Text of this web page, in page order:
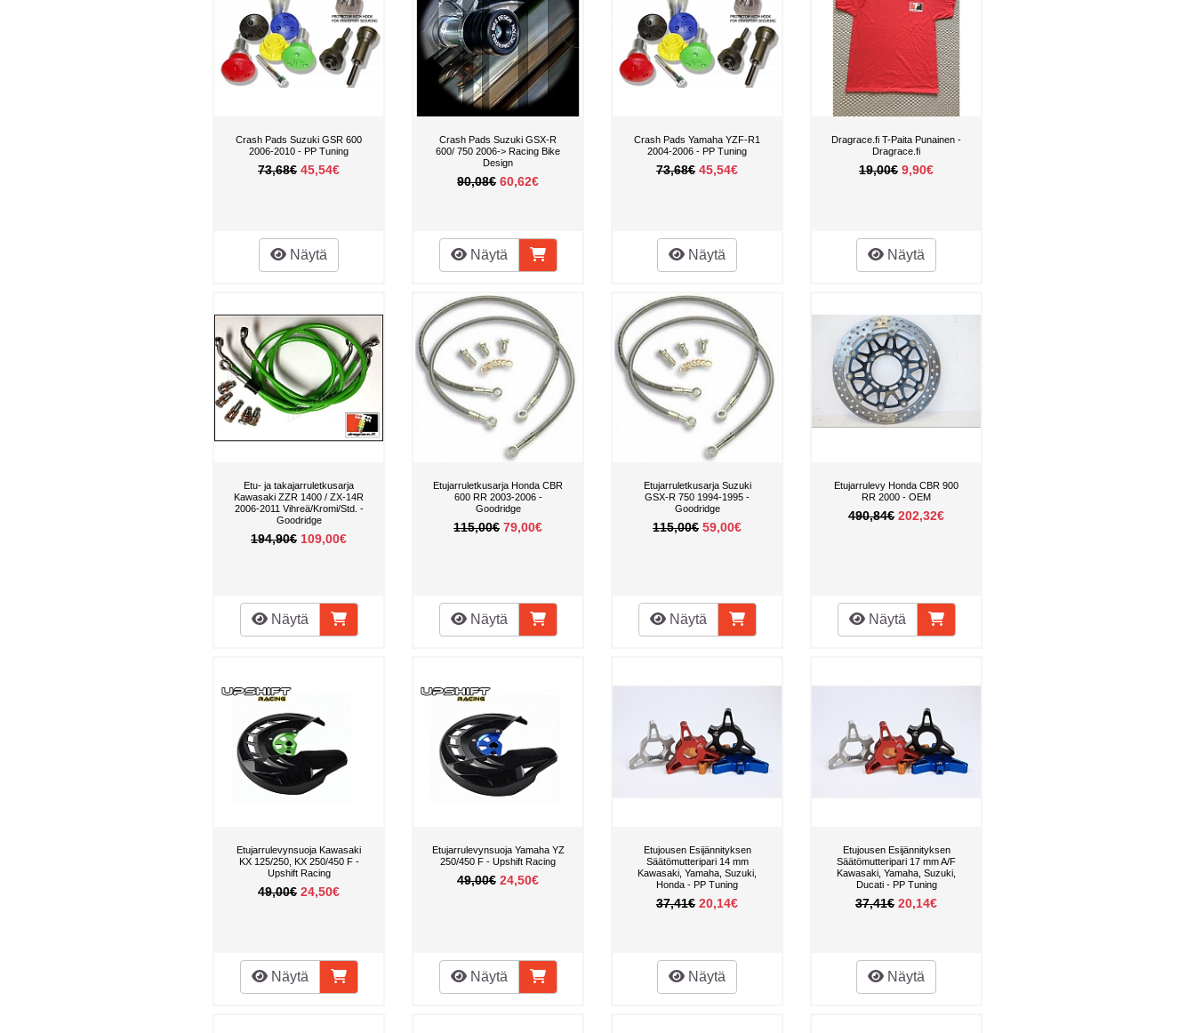
Crash Pads Suzuki GSR 600
2006-2010 - PP Tuning
73,68€ 45,54€
Näytä
Crash Pads Suzuki GSX-R
600/ 750 2006-> Racing Bike
Design
90,08€ 60,62€
Näytä
Crash Pads Yamaha YZF-R1
2004-2006 - PP Tuning
73,68€ 45,54€
Näytä
Dragrace.fi T-Paita Punainen -
Dragrace.fi
19,00€ 9,90€
Näytä
Etu- ja takajarruletkusarja
Kawasaki ZZR 1400 / ZX-14R
2006-2011 Vihreä/Kromi/Std. -
Goodridge
194,90€ 109,00€
Näytä
Etujarruletkusarja Honda CBR
600 RR 2003-2006 -
Goodridge
115,00€ 79,00€
Näytä
Etujarruletkusarja Suzuki
GSX-R 750 1994-1995 -
Goodridge
115,00€ 59,00€
Näytä
Etujarrulevy Honda CBR 900
RR 2000 - OEM
490,84€ 202,32€
Näytä
Etujarrulevynsuoja Kawasaki
KX 125/250, KX 250/450 F -
Upshift Racing
49,00€ 24,50€
Näytä
Etujarrulevynsuoja Yamaha YZ
250/450 F - Upshift Racing
49,00€ 24,50€
Näytä
Etujousen Esijännityksen
Säätömutteripari 14 mm
Kawasaki, Yamaha, Suzuki,
Honda - PP Tuning
37,41€ 20,14€
Näytä
Etujousen Esijännityksen
Säätömutteripari 17 mm A/F
Kawasaki, Yamaha, Suzuki,
Ducati - PP Tuning
37,41€ 20,14€
Näytä